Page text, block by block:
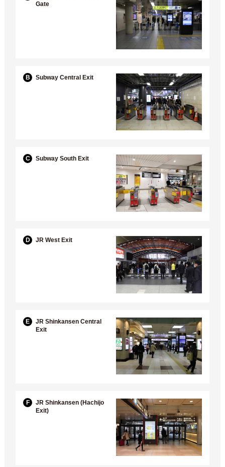
Gate
B Subway Central Exit
C Subway South Exit
D JR West Exit
E
JR Shinkansen Central
Exit
F
JR Shinkansen (Hachijo
Exit)